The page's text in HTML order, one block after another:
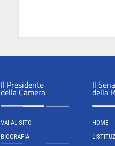
Il Presidente
della Camera
VAI AL SITO
BIOGRAFIA
Il
della
HOME